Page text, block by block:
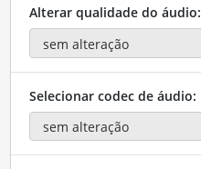
Alterar qualidade do áudio:
Selecionar codec de áudio: